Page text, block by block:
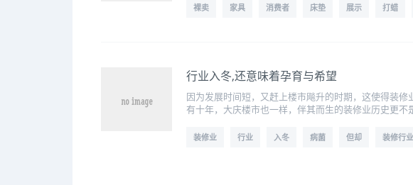
裸卖 家具 消费者 床垫 展示 打蜡
行业入冬,还意味着孕育与希望
因为发展时间短，又赶上楼市飚升的时期，这使得装
有十年，大庆楼市也一样，伴其而生的装修业历史更不
装修业 行业 入冬 病菌 但却 装修行业